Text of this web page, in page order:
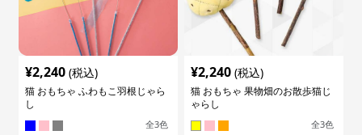
¥2,240 (税込)
猫 おもちゃ ふわもこ羽根じゃら
し
全3色
¥2,240 (税込)
猫 おもちゃ 果物畑のお散歩猫じ
ゃらし
全3色